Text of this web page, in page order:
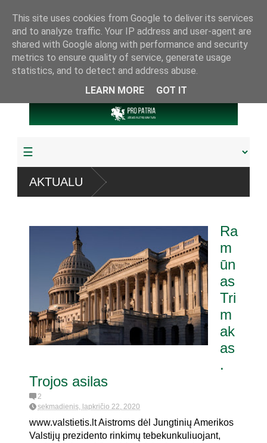
AKTUALU
referendumui dėl
Ra
m
ūn
as
Tri
m
ak
as
.
Trojos asilas
2
sekmadienis, lapkričio 22, 2020
www.valstietis.lt Aistroms dėl Jungtinių Amerikos
Valstijų prezidento rinkimų tebekunkuliuojant,
This site uses cookies from Google to deliver its services
and to analyze traffic. Your IP address and user-agent are
shared with Google along with performance and security
metrics to ensure quality of service, generate usage
statistics, and to detect and address abuse.
LEARN MORE
GOT IT